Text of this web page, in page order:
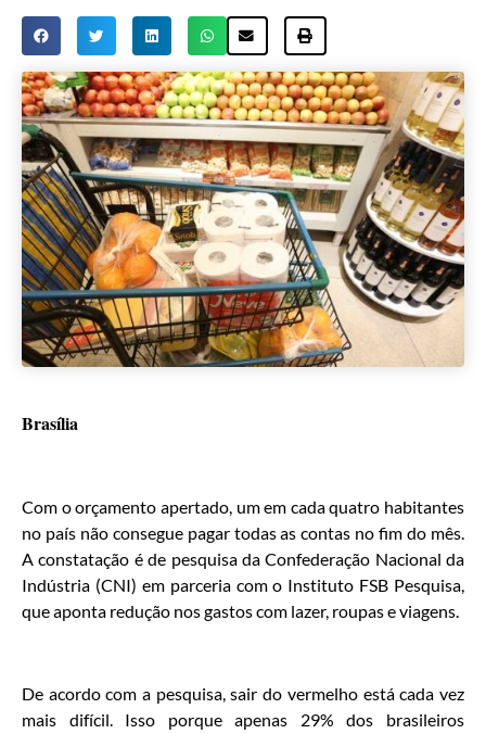
Brasília
Com o orçamento apertado, um em cada quatro habitantes
no país não consegue pagar todas as contas no fim do mês.
A constatação é de pesquisa da Confederação Nacional da
Indústria (CNI) em parceria com o Instituto FSB Pesquisa,
que aponta redução nos gastos com lazer, roupas e viagens.
De acordo com a pesquisa, sair do vermelho está cada vez
mais difícil. Isso porque apenas 29% dos brasileiros